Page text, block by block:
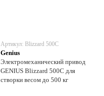
Артикул: Blizzard 500C
Genius
Электромеханический привод
GENIUS Blizzard 500C для
створки весом до 500 кг